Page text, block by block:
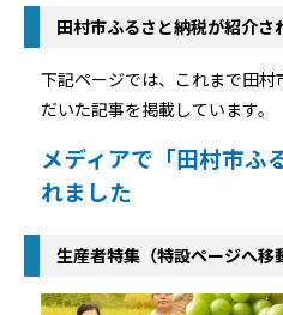
田村市ふるさと納税が紹介さ
下記ページでは、これまで田
だいた記事を掲載しています。
メディアで「田村市ふ
れました
生産者特集（特設ページへ移